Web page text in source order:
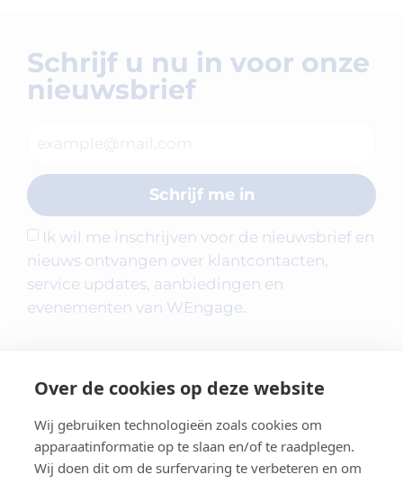
Over de cookies op deze website
Wij gebruiken technologieën zoals cookies om
apparaatinformatie op te slaan en/of te raadplegen.
Wij doen dit om de surfervaring te verbeteren en om
Schrijf u nu in voor onze
nieuwsbrief
Ik wil me inschrijven voor de nieuwsbrief en
nieuws ontvangen over klantcontacten,
service updates, aanbiedingen en
evenementen van WEngage.
Schrijf me in